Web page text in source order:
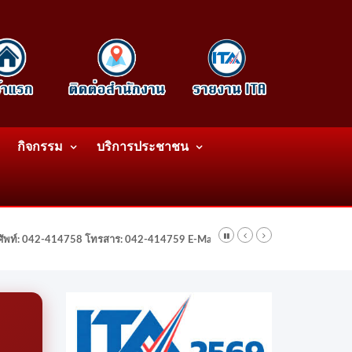
กิจกรรม บริการประชาชน
: 042-414758 โทรสาร: 042-414759 E-Mail: wattatnk@gmail.com